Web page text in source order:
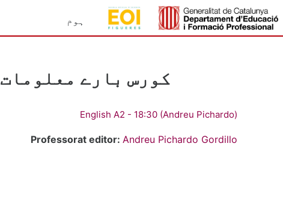
اصل مواد کی طرف جائیں
ہوم
کورس بارے معلومات
English A2 - 18:30 (Andreu Pichardo)
Professorat editor: Andreu Pichardo Gordillo